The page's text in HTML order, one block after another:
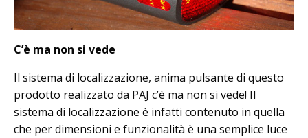
C’è ma non si vede
Il sistema di localizzazione, anima pulsante di questo
prodotto realizzato da PAJ c’è ma non si vede! Il
sistema di localizzazione è infatti contenuto in quella
che per dimensioni e funzionalità è una semplice luce